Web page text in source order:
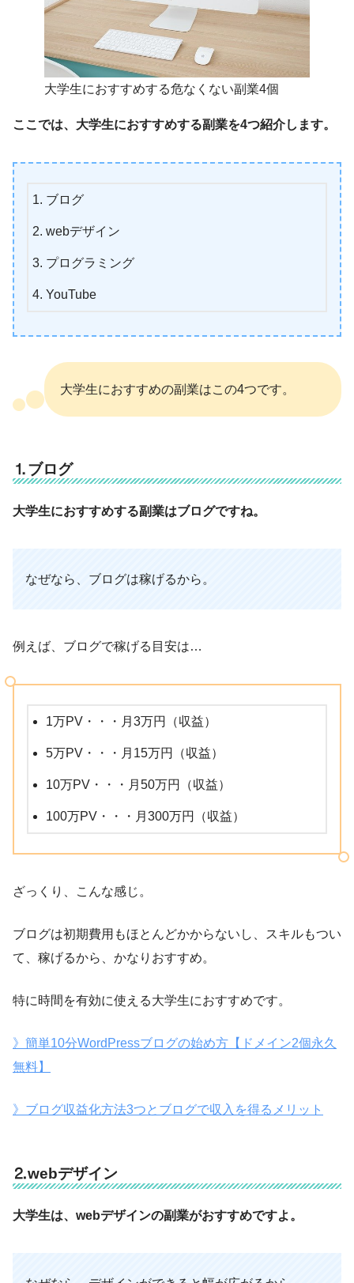
大学生におすすめする危なくない副業4個
ここでは、大学生におすすめする副業を4つ紹介します。
ブログ
webデザイン
プログラミング
YouTube
大学生におすすめの副業はこの4つです。
⒈ブログ
大学生におすすめする副業はブログですね。
なぜなら、ブログは稼げるから。
例えば、ブログで稼げる目安は…
1万PV・・・月3万円（収益）
5万PV・・・月15万円（収益）
10万PV・・・月50万円（収益）
100万PV・・・月300万円（収益）
ざっくり、こんな感じ。
ブログは初期費用もほとんどかからないし、スキルもつい
て、稼げるから、かなりおすすめ。
特に時間を有効に使える大学生におすすめです。
》簡単10分WordPressブログの始め方【ドメイン2個永久
無料】
》ブログ収益化方法3つとブログで収入を得るメリット
⒉webデザイン
大学生は、webデザインの副業がおすすめですよ。